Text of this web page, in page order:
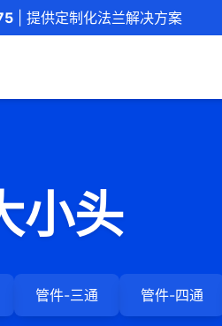
| 提供定制化法兰解决方案
小头
管件-三通 管件-四通